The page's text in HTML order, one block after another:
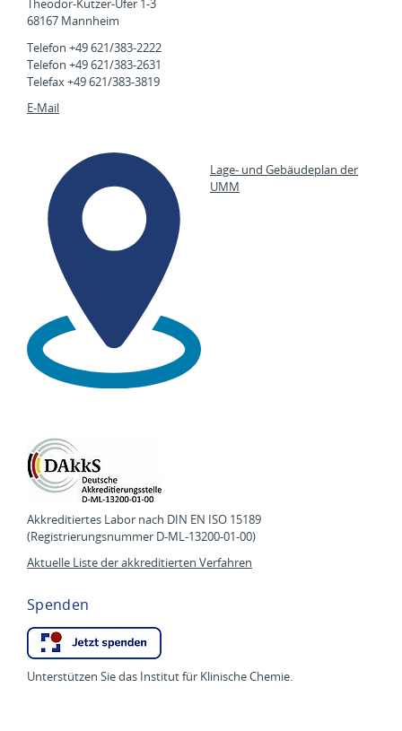
Theodor-Kutzer-Ufer 1-3
68167 Mannheim
Telefon +49 621/383-2222
Telefon +49 621/383-2631
Telefax +49 621/383-3819
E-Mail
Lage- und Gebäudeplan der
UMM
Akkreditiertes Labor nach DIN EN ISO 15189
(Registrierungsnummer D-ML-13200-01-00)
Aktuelle Liste der akkreditierten Verfahren
Spenden
Unterstützen Sie das Institut für Klinische Chemie.